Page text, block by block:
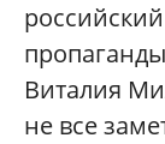
Виталия
не все